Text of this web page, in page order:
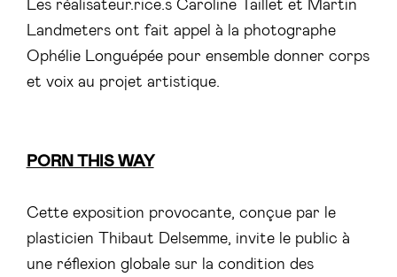
Landmeters ont fait appel à la photographe
Ophélie Longuépée pour ensemble donner corps
et voix au projet artistique.
PORN THIS WAY
Cette exposition provocante, conçue par le
plasticien Thibaut Delsemme, invite le public à
une réflexion globale sur la condition des